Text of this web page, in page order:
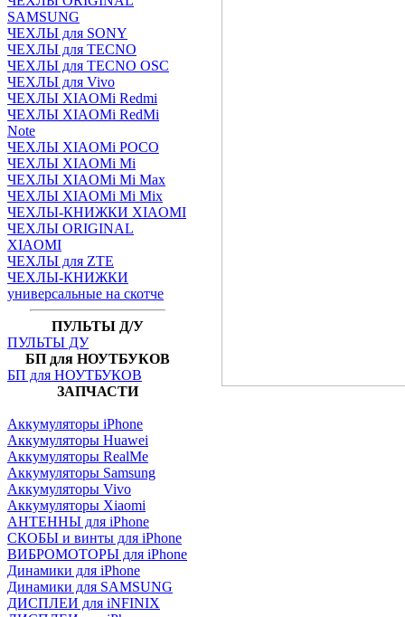
SAMSUNG
ЧЕХЛЫ для SONY
ЧЕХЛЫ для TECNO
ЧЕХЛЫ для TECNO OSC
ЧЕХЛЫ для Vivo
ЧЕХЛЫ XIAOMi Redmi
ЧЕХЛЫ XIAOMi RedMi
Note
ЧЕХЛЫ XIAOMi POCO
ЧЕХЛЫ XIAOMi Mi
ЧЕХЛЫ XIAOMi Mi Max
ЧЕХЛЫ XIAOMi Mi Mix
ЧЕХЛЫ-КНИЖКИ XIAOMI
ЧЕХЛЫ ORIGINAL
XIAOMI
ЧЕХЛЫ для ZTE
ЧЕХЛЫ-КНИЖКИ
универсальные на скотче
ПУЛЬТЫ Д/У
ПУЛЬТЫ ДУ
БП для НОУТБУКОВ
БП для НОУТБУКОВ
ЗАПЧАСТИ
Аккумуляторы iPhone
Аккумуляторы Huawei
Аккумуляторы RealMe
Аккумуляторы Samsung
Аккумуляторы Vivo
Аккумуляторы Xiaomi
АНТЕННЫ для iPhone
СКОБЫ и винты для iPhone
ВИБРОМОТОРЫ для iPhone
Динамики для iPhone
Динамики для SAMSUNG
ДИСПЛЕИ для iNFINIX